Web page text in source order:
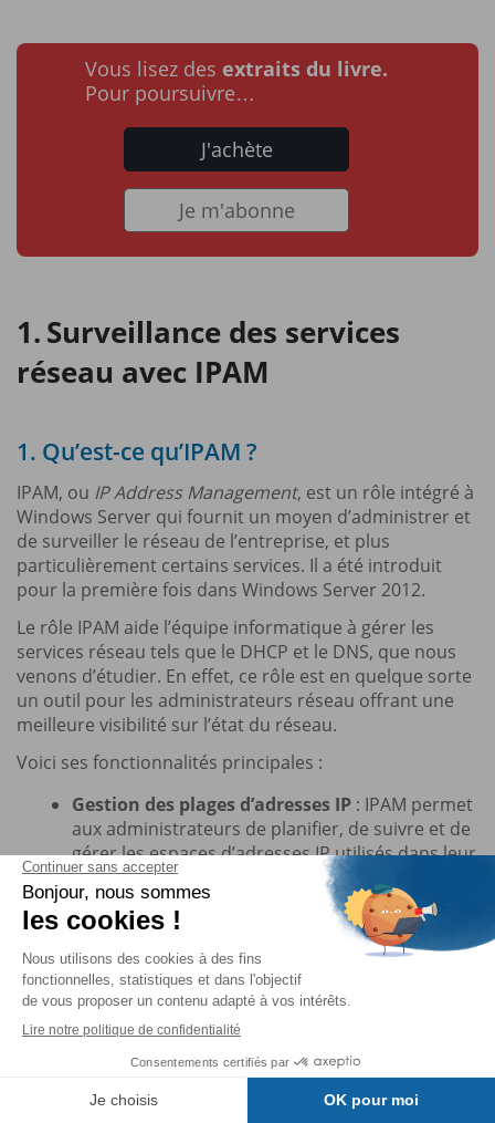
Vous lisez des extraits du livre.
Pour poursuivre…
J'achète
Je m'abonne
Surveillance des services
réseau avec IPAM
1. Qu’est-ce qu’IPAM ?
IPAM, ou IP Address Management, est un rôle intégré à
Windows Server qui fournit un moyen d’administrer et
de surveiller le réseau de l’entreprise, et plus
particulièrement certains services. Il a été introduit
pour la première fois dans Windows Server 2012.
Le rôle IPAM aide l’équipe informatique à gérer les
services réseau tels que le DHCP et le DNS, que nous
venons d’étudier. En effet, ce rôle est en quelque sorte
un outil pour les administrateurs réseau offrant une
meilleure visibilité sur l’état du réseau.
Voici ses fonctionnalités principales :
Gestion des plages d’adresses IP : IPAM permet
aux administrateurs de planifier, de suivre et de
gérer les espaces d’adresses IP utilisés dans leur
réseau.
Suivi de l’utilisation des adresses IP: IPAM
permet de savoir qui utilise une adresse IP à un
moment donné, grâce à un système
d’inventaire. Pour une étendue DHCP, vous
pouvez également connaître le pourcentage
d’utilisation des adresses IP disponibles dans la
plage (surutilisation, sous-utilisation), et la
tendance dans le temps (historique et
prévision). IPAM intègre des fonctions de
Table des matières